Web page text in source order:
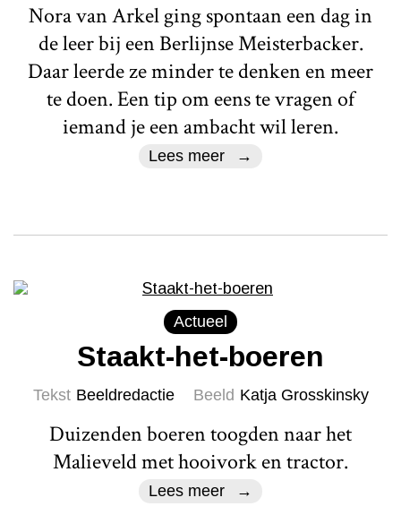
Nora van Arkel ging spontaan een dag in
de leer bij een Berlijnse Meisterbacker.
Daar leerde ze minder te denken en meer
te doen. Een tip om eens te vragen of
iemand je een ambacht wil leren.
Lees meer
Actueel
Staakt-het-boeren
Tekst Beeldredactie Beeld Katja Grosskinsky
Duizenden boeren toogden naar het
Malieveld met hooivork en tractor.
Lees meer